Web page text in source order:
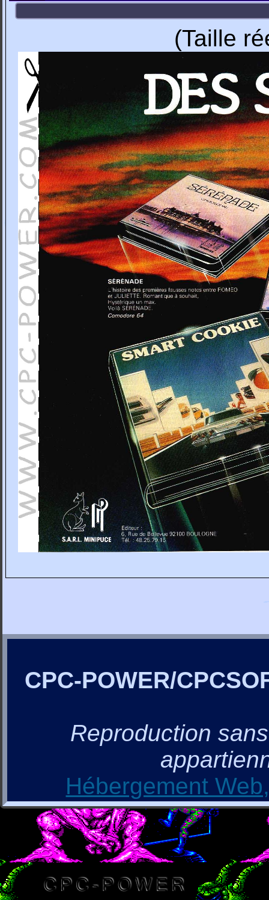
(Taille
CPC-POWER/
Reproduction
Hébergement